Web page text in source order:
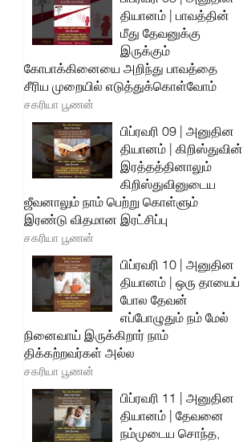
தியானம் | பாவத்தின்
மீது தேவனுக்கு
இருக்கும்
கோபாக்கினையை அறிந்து பாவத்தை
சீரிய முறையில் எடுத்துக்கொள்வோம்
சகரியா பூணன்
பிப்ரவரி 09 | அனுதின
தியானம் | கிறிஸ்துவின்
இரத்தத்தினாலும்
கிறிஸ்துவினுடைய
ஜீவனாலும் நாம் பெற்று கொள்ளும்
இரண்டு விதமான இரட்சிப்பு
சகரியா பூணன்
பிப்ரவரி 10 | அனுதின
தியானம் | ஒரு தாயைப்
போல தேவன்
எப்போழுதும் நம் மேல்
நினைவாய் இருக்கிறார் நாம்
திக்கற்றவர்கள் அல்ல
சகரியா பூணன்
பிப்ரவரி 11 | அனுதின
தியானம் | தேவனை
நம்முடைய சொந்த,